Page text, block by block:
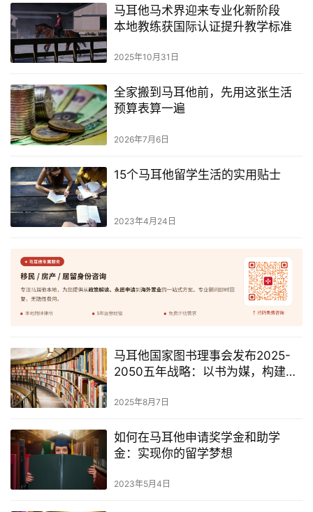
马耳他马术界迎来专业化新阶段
本地教练获国际认证提升教学标准
2025年10月31日
全家搬到马耳他前，先用这张生活
预算表算一遍
2026年7月6日
15个马耳他留学生活的实用贴士
2023年4月24日
马耳他国家图书理事会发布2025-
2050五年战略：以书为媒，构建可
2025年8月7日
如何在马耳他申请奖学金和助学
金：实现你的留学梦想
2023年5月4日